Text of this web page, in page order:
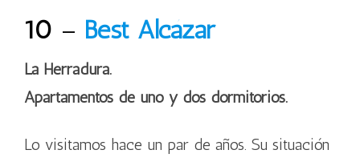
10 – Best Alcázar
La Herradura.
Apartamentos de uno y dos dormitorios.
Lo visitamos hace un par de años. Su situación